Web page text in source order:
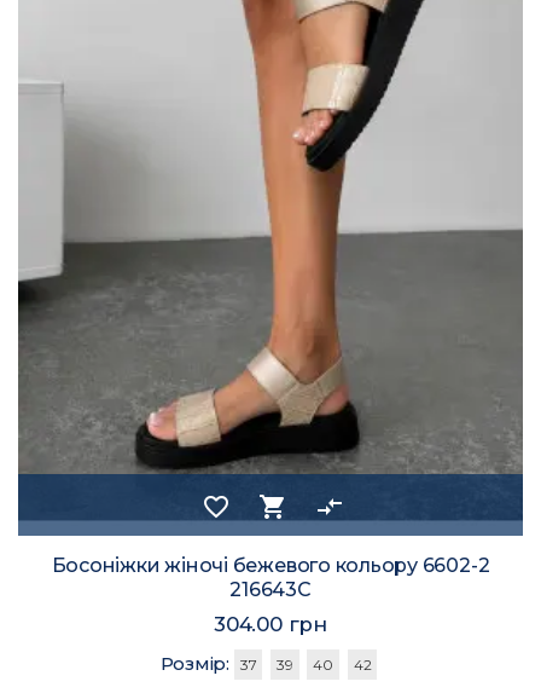
favorite_border shopping_cart compare_arrows
Босоніжки жіночі бежевого кольору 6602-2
216643C
304.00 грн
Розмір: 37 39 40 42